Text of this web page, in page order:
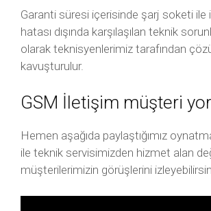
Garanti süresi içerisinde şarj soketi ile
hatası dışında karşılaşılan teknik
olarak teknisyenlerimiz tarafından
kavuşturulur.
GSM İletişim müşteri
Hemen aşağıda paylaştığımız
ile teknik servisimizden hizmet alan
müşterilerimizin görüşlerini